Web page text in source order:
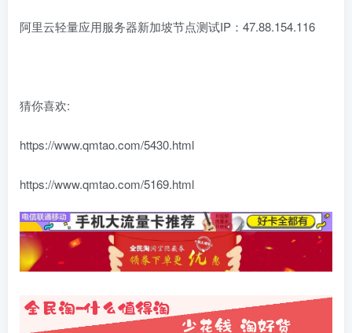
阿里云轻量应用服务器新加坡节点测试IP：47.88.154.116
猜你喜欢:
https://www.qmtao.com/5430.html
https://www.qmtao.com/5169.html